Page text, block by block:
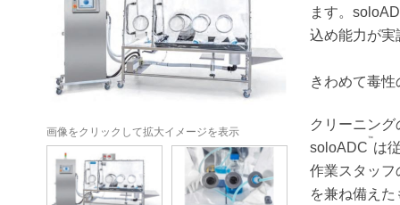
画像をクリックして拡大イメージを表示
ます。
込め能力が実
きわめて毒
クリーニン
soloADC
™
は
作業スタッフ
を兼ね備え